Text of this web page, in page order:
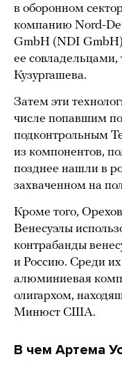
в оборонном
компанию Nord-
GmbH (NDI
ее совладельцами,
Кузургашева.
Затем эти
числе попавшим
подконтрольным
из компонентов,
позднее нашли в
захваченном на
Кроме того,
Венесуэлы
контрабанды
и Россию. Среди их
алюминиевая
олигархом,
Минюст США.
В чем Артема